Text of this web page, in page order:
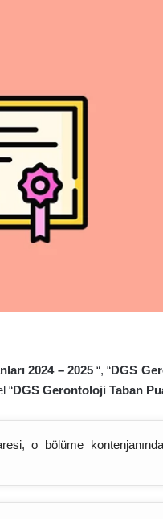
2024 – 2025 “, “DGS
“DGS Gerontoloji Taban
o bölüme